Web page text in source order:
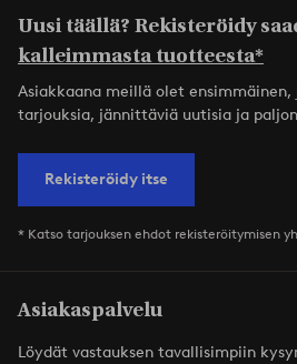
Uusi täällä? Rekisteröidy
kalleimmasta tuotteesta*
Asiakkaana meillä olet
tarjouksia, jännittäviä uutisia ja
Rekisteröidy itse
* Katso tarjouksen ehdot rekisteröitymisen
Asiakaspalvelu
Löydät vastauksen tavallisimpiin